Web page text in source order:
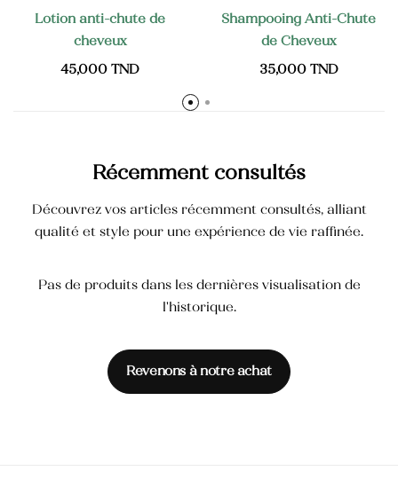
Lotion anti-chute de
cheveux
45,000 TND
Shampooing Anti-Chute
de Cheveux
35,000 TND
Récemment consultés
Découvrez vos articles récemment consultés, alliant
qualité et style pour une expérience de vie raffinée.
Pas de produits dans les dernières visualisation de
l'historique.
Revenons à notre achat